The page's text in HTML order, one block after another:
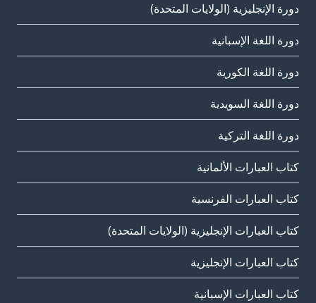
دورة الإنجليزية (الولايات المتحدة)
دورة اللغة الإسبانية
دورة اللغة الكورية
دورة اللغة السويدية
دورة اللغة التركية
كتاب العبارات الألمانية
كتاب العبارات الفرنسية
كتاب العبارات الإنجليزية (الولايات المتحدة)
كتاب العبارات الإنجليزية
كتاب العبارات الإسبانية